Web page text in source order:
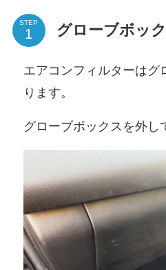
STEP グローブボッ
エアコンフィルターはグ
ります。
グローブボックスを外し